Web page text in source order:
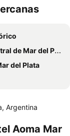
de Mar del Plata
del Plata
Argentina
Aoma Mar